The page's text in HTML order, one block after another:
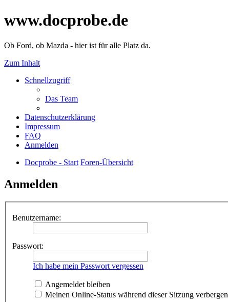
www.docprobe.de
Ob Ford, ob Mazda - hier ist für alle Platz da.
Zum Inhalt
Schnellzugriff
Das Team
Datenschutzerklärung
Impressum
FAQ
Anmelden
Docprobe - Start Foren-Übersicht
Anmelden
Benutzername:
Passwort:
Ich habe mein Passwort vergessen
Angemeldet bleiben
Meinen Online-Status während dieser Sitzung verbergen